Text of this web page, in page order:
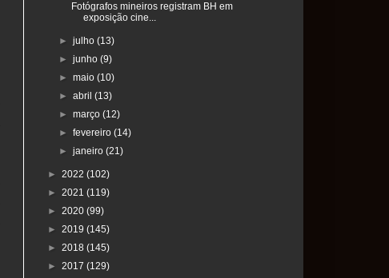
Fotógrafos mineiros registram BH em
exposição cine...
►julho(13)
►junho(9)
►maio(10)
►abril(13)
►março(12)
►fevereiro(14)
►janeiro(21)
► 2022 (102)
► 2021 (119)
► 2020 (99)
► 2019 (145)
► 2018 (145)
► 2017 (129)